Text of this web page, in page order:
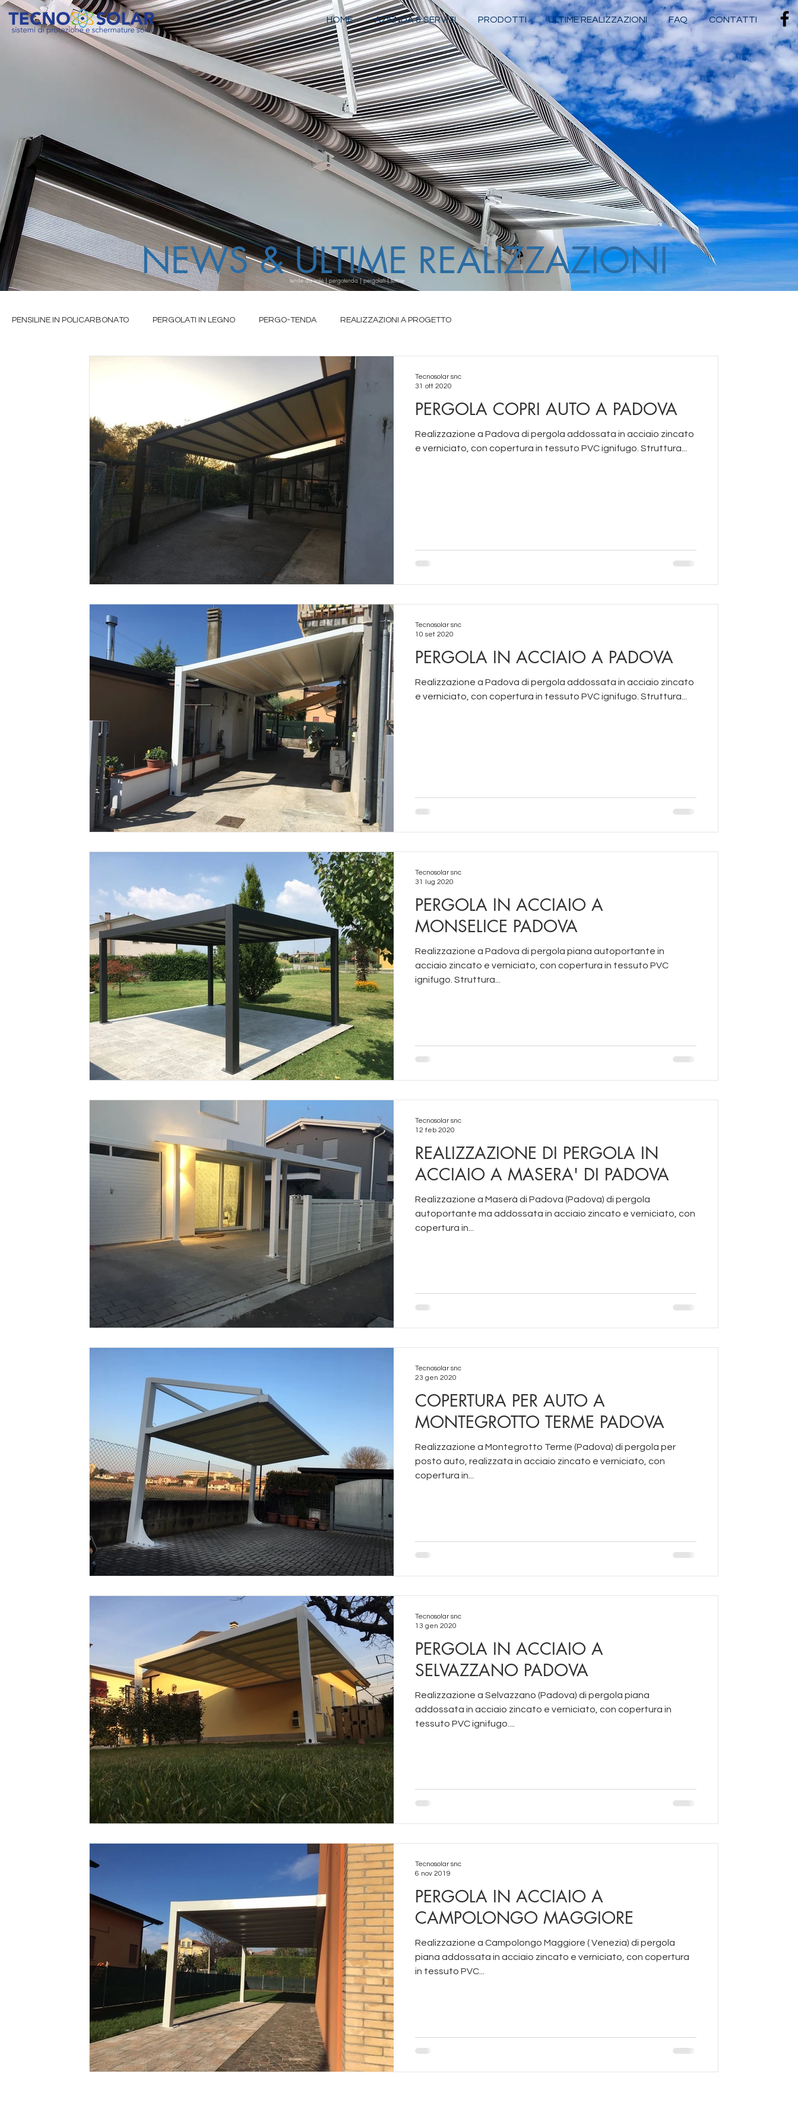
HOME AZIENDA & SERVIZI PRODOTTI ULTIME REALIZZAZIONI FAQ CONTATTI
NEWS & ULTIME REALIZZAZIONI
tende da sole | pergotenda | pergolati | tettoie
PENSILINE IN POLICARBONATO PERGOLATI IN LEGNO PERGO-TENDA REALIZZAZIONI A PROGETTO
TENDE DA SOLE A BRACCIA ESTENSIBILI
TENDE DA SOLE CASSONETTATE TENDE TECNICHE PERGOLA COPRI AUTO A PADOVA
Realizzazione a Padova di pergola addossata in acciaio zincato
e verniciato, con copertura in tessuto PVC ignifugo. Struttura...
Tecnosolar snc
31 ott 2020
PERGOLA IN ACCIAIO A PADOVA
Realizzazione a Padova di pergola addossata in acciaio zincato
e verniciato, con copertura in tessuto PVC ignifugo. Struttura...
Tecnosolar snc
10 set 2020
PERGOLA IN ACCIAIO A
MONSELICE PADOVA
Realizzazione a Padova di pergola piana autoportante in
acciaio zincato e verniciato, con copertura in tessuto PVC
ignifugo. Struttura...
Tecnosolar snc
31 lug 2020
REALIZZAZIONE DI PERGOLA IN
ACCIAIO A MASERA' DI PADOVA
Realizzazione a Maserà di Padova (Padova) di pergola
autoportante ma addossata in acciaio zincato e verniciato, con
copertura in...
Tecnosolar snc
12 feb 2020
COPERTURA PER AUTO A
MONTEGROTTO TERME PADOVA
Realizzazione a Montegrotto Terme (Padova) di pergola per
posto auto, realizzata in acciaio zincato e verniciato, con
copertura in...
Tecnosolar snc
23 gen 2020
PERGOLA IN ACCIAIO A
SELVAZZANO PADOVA
Realizzazione a Selvazzano (Padova) di pergola piana
addossata in acciaio zincato e verniciato, con copertura in
tessuto PVC ignifugo....
Tecnosolar snc
13 gen 2020
PERGOLA IN ACCIAIO A
CAMPOLONGO MAGGIORE
Realizzazione a Campolongo Maggiore ( Venezia) di pergola
piana addossata in acciaio zincato e verniciato, con copertura
in tessuto PVC...
Tecnosolar snc
6 nov 2019